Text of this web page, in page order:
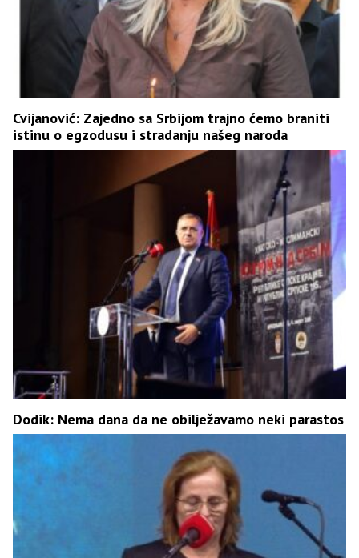
Cvijanović: Zajedno sa Srbijom trajno ćemo braniti
istinu o egzodusu i stradanju našeg naroda
Dodik: Nema dana da ne obilježavamo neki parastos